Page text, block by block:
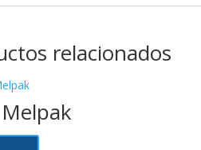
relacionados